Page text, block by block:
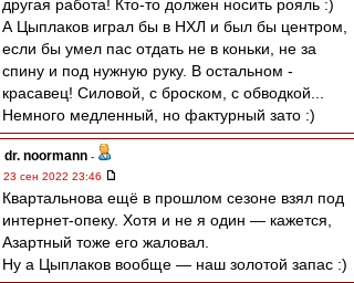
другая работа! Кто-то должен носить рояль :)
А Цыплаков играл бы в НХЛ и был бы центром,
если бы умел пас отдать не в коньки, не за
спину и под нужную руку. В остальном -
красавец! Силовой, с броском, с обводкой...
Немного медленный, но фактурный зато :)
dr. noormann -
23 сен 2022 23:46
Квартальнова ещё в прошлом сезоне взял под
интернет-опеку. Хотя и не я один — кажется,
Азартный тоже его жаловал.
Ну а Цыплаков вообще — наш золотой запас :)